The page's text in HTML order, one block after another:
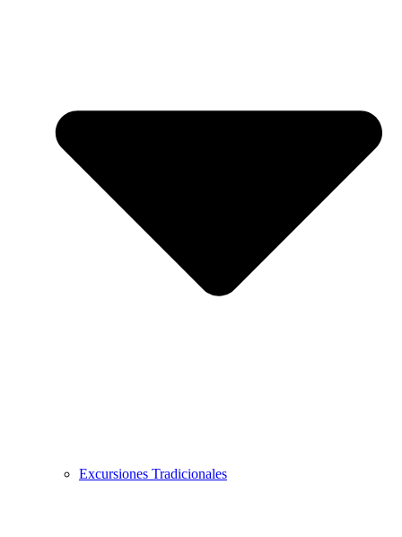
Excursiones Tradicionales